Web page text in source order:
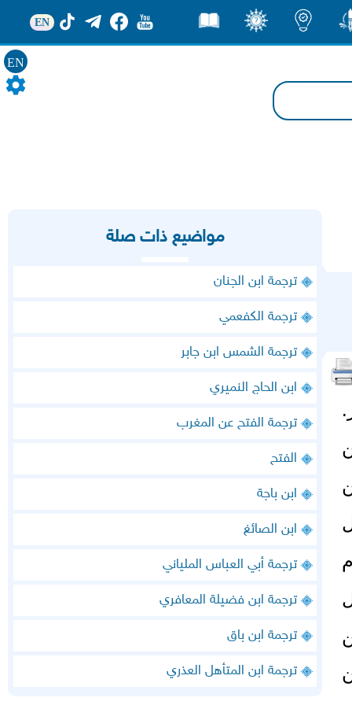
EN
EN
مواضيع ذات صلة
ترجمة ابن الجنان
ترجمة الكفعمي
ترجمة الشمس ابن جابر
ابن الحاج النميري
ترجمة الفتح عن المغرب
الفتح
ابن باجة
ابن الصائغ
ترجمة أبي العباس الملياني
ترجمة ابن فضيلة المعافري
ترجمة ابن باق
ترجمة ابن المتأهل العذري